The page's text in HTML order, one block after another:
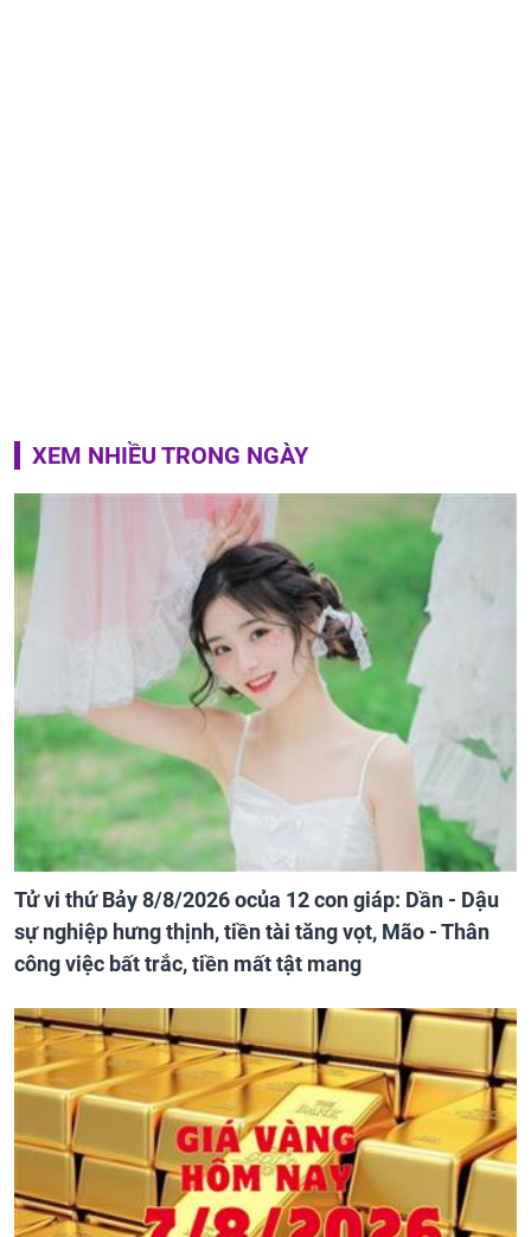
XEM NHIỀU TRONG NGÀY
Tử vi thứ Bảy 8/8/2026 ocủa 12 con giáp: Dần - Dậu
sự nghiệp hưng thịnh, tiền tài tăng vọt, Mão - Thân
công việc bất trắc, tiền mất tật mang